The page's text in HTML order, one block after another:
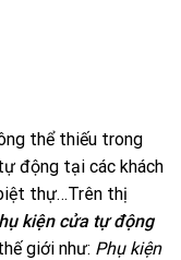
thể thiếu trong
động tại các khách
thự…Trên thị
kiện cửa tự động
giới như: Phụ kiện